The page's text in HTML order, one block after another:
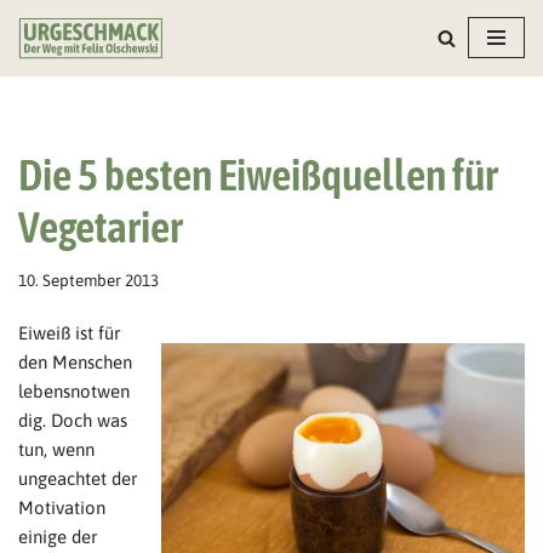
Zum
Die 5 besten Eiweißquellen für
Vegetarier
10. September 2013
Eiweiß ist für
den Menschen
lebensnotwen
dig. Doch was
tun, wenn
ungeachtet der
Motivation
einige der